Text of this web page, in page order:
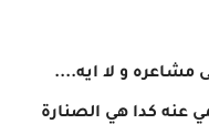
مشاعره و لا ايه....
عنه كدا هي الصنارة